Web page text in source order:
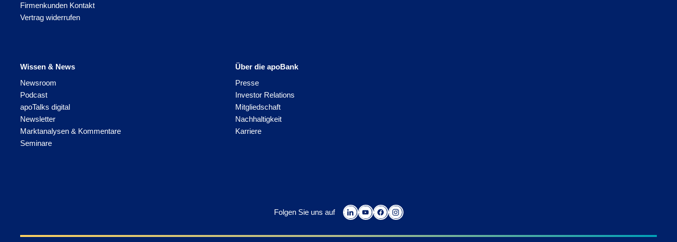
Firmenkunden Kontakt
Vertrag widerrufen
Wissen & News
Newsroom
Podcast
apoTalks digital
Newsletter
Marktanalysen & Kommentare
Seminare
Über die apoBank
Presse
Investor Relations
Mitgliedschaft
Nachhaltigkeit
Karriere
Folgen Sie uns auf